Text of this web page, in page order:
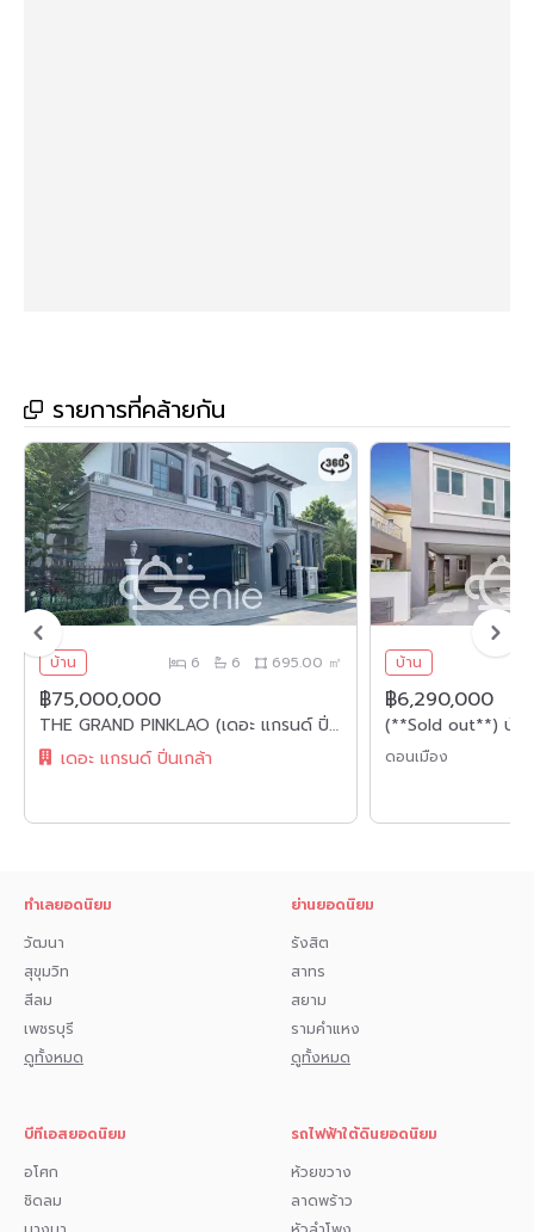
- คลับเฮ้าส์
- สวนสาธารณะ
- ฟิตเนส
- รปภ., ห้องอบไอน้ำ, ระบบ Key Card, ระบบผ่านเข้า-ออก ด้วย
Pass Card ระยะไกล, Gate Entrance แบบ Double Gate ที่ซุ้ม
ประตูทางเข้าหลัก, ระบบประตูโครงการอัตโนมัติ Auto Slide Gate
พร้อมระบบ Long Range Vehicle Accesses Control, รปภ.
ตลอด 24 ชม., ระบบ CCTV
สถานที่ใกล้เคียง
- เซ็นทรัลศาลายา
- เซ็นทรัล ปิ่นเกล้า
- เดอะ วอร์ค ราชพฤกษ์
- เดอะ เซอร์เคิล ราชพฤกษ์
- รพ.ธนบุรี2
ID Line :0825496669
E-mail :
Sales@genie-property.com
รายการที่คล้ายกัน
บ้าน 6 6 695.00 ㎡
฿75,000,000
THE GRAND PINKLAO (เดอะ แกรนด์ ปิ่นเกล้า) บ้านเดี่ยว 225.80 ตรว. ราคาเพียง 75,000,000 ค่าโอนคนละครึ่ง
เดอะ แกรนด์ ปิ่นเกล้า
บ้าน
฿6,290,000
ดอนเมือง
ทำเลยอดนิยม
วัฒนา
สุขุมวิท
สีลม
เพชรบุรี
ดูทั้งหมด
ย่านยอดนิยม
รังสิต
สาทร
สยาม
รามคำแหง
ดูทั้งหมด
บีทีเอสยอดนิยม
อโศก
ชิดลม
รถไฟฟ้าใต้ดินยอดนิยม
ห้วยขวาง
ลาดพร้าว